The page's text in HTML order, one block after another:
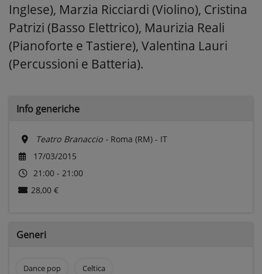
Inglese), Marzia Ricciardi (Violino), Cristina
Patrizi (Basso Elettrico), Maurizia Reali
(Pianoforte e Tastiere), Valentina Lauri
(Percussioni e Batteria).
Info generiche
Teatro Branaccio - Roma (RM) - IT
17/03/2015
21:00 - 21:00
28,00 €
Generi
Dance pop Celtica